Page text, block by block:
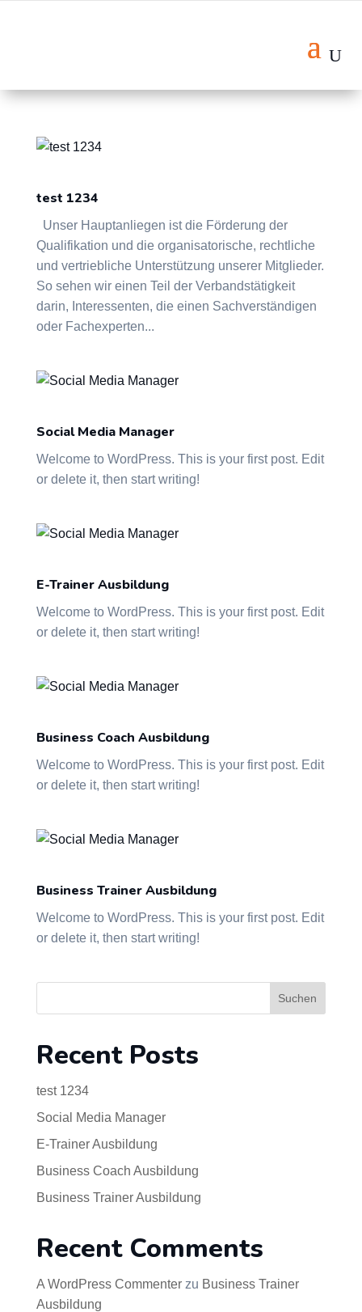
test 1234
Unser Hauptanliegen ist die Förderung der
Qualifikation und die organisatorische, rechtliche
und vertriebliche Unterstützung unserer Mitglieder.
So sehen wir einen Teil der Verbandstätigkeit
darin, Interessenten, die einen Sachverständigen
oder Fachexperten...
Social Media Manager
Welcome to WordPress. This is your first post. Edit
or delete it, then start writing!
E-Trainer Ausbildung
Welcome to WordPress. This is your first post. Edit
or delete it, then start writing!
Business Coach Ausbildung
Welcome to WordPress. This is your first post. Edit
or delete it, then start writing!
Business Trainer Ausbildung
Welcome to WordPress. This is your first post. Edit
or delete it, then start writing!
Suchen
Recent Posts
test 1234
Social Media Manager
E-Trainer Ausbildung
Business Coach Ausbildung
Business Trainer Ausbildung
Recent Comments
A WordPress Commenterzu Business Trainer
Ausbildung